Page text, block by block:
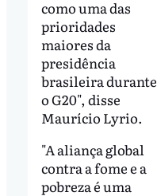
como uma das
prioridades
maiores da
presidência
brasileira durante
o G20", disse
Maurício Lyrio.
"A aliança global
contra a fome e a
pobreza é uma